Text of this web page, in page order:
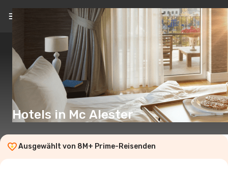
DE(€)
Hotels in Mc Alester
Ausgewählt von 8M+ Prime-Reisenden